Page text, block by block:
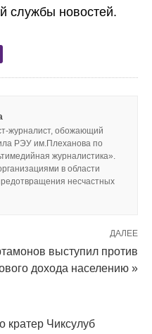
службы новостей.
журналист, обожающий
РЭУ им.Плеханова по
журналистика».
в области
несчастных
ДАЛЕЕ
выступил против
дохода населению »
кратер Чиксулуб